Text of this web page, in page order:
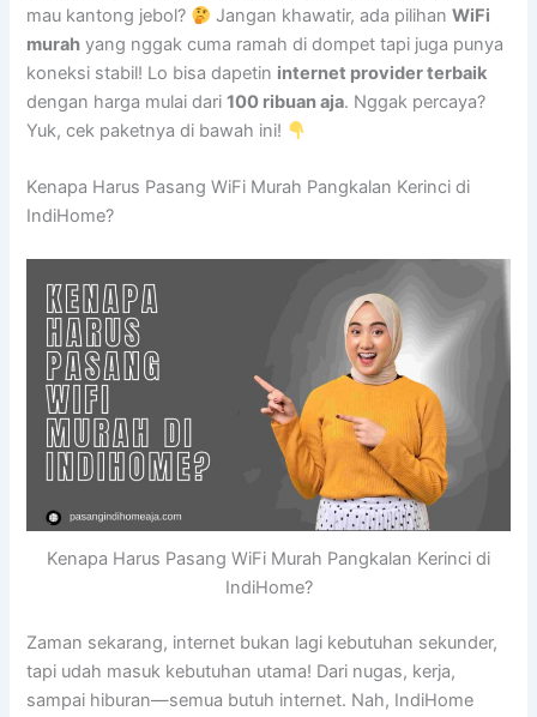
mau kantong jebol?
Jangan khawatir, ada pilihanWiFi
murah yang nggak cuma ramah di dompet tapi juga punya
koneksi stabil! Lo bisa dapetin internet provider terbaik
dengan harga mulai dari100 ribuan aja. Nggak percaya?
Yuk, cek paketnya di bawah ini!
Kenapa Harus Pasang WiFi Murah Pangkalan Kerinci di
IndiHome?
Kenapa Harus Pasang WiFi Murah Pangkalan Kerinci di
IndiHome?
Zaman sekarang, internet bukan lagi kebutuhan sekunder,
tapi udah masuk kebutuhan utama! Dari nugas, kerja,
sampai hiburan—semua butuh internet. Nah, IndiHome